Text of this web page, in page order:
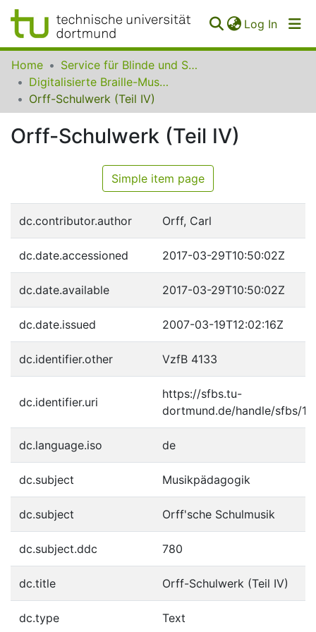
Log In
Communities
Collections
Home
Service für Blinde und Sehbehinderte der UB Dortmund
Digitalisierte Braille-Musik-Matrizen des VzfB
Orff-Schulwerk (Teil IV)
Orff-Schulwerk (Teil IV)
Simple item page
dc.contributor.author Orff, Carl
dc.date.accessioned 2017-03-29T10:50:02Z
dc.date.available 2017-03-29T10:50:02Z
dc.date.issued 2007-03-19T12:02:16Z
dc.identifier.other VzfB 4133
dc.identifier.uri
https://sfbs.tu-
dortmund.de/handle/sfbs/
dc.language.iso de
dc.subject Musikpädagogik
dc.subject Orff'sche Schulmusik
dc.subject.ddc 780
dc.title Orff-Schulwerk (Teil IV)
dc.type Text